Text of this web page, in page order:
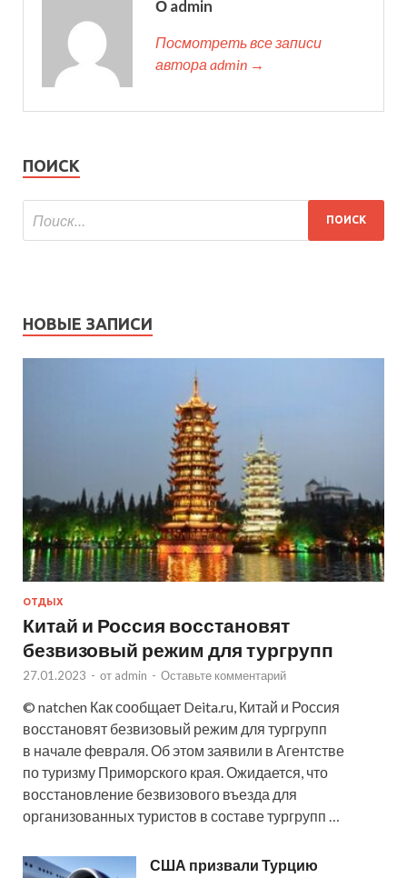
О admin
Посмотреть все записи
автора admin →
ПОИСК
НОВЫЕ ЗАПИСИ
ОТДЫХ
Китай и Россия восстановят
безвизовый режим для тургрупп
27.01.2023 - от admin - Оставьте комментарий
© natchen Как сообщает Deita.ru, Китай и Россия
восстановят безвизовый режим для тургрупп
в начале февраля. Об этом заявили в Агентстве
по туризму Приморского края. Ожидается, что
восстановление безвизового въезда для
организованных туристов в составе тургрупп …
США призвали Турцию